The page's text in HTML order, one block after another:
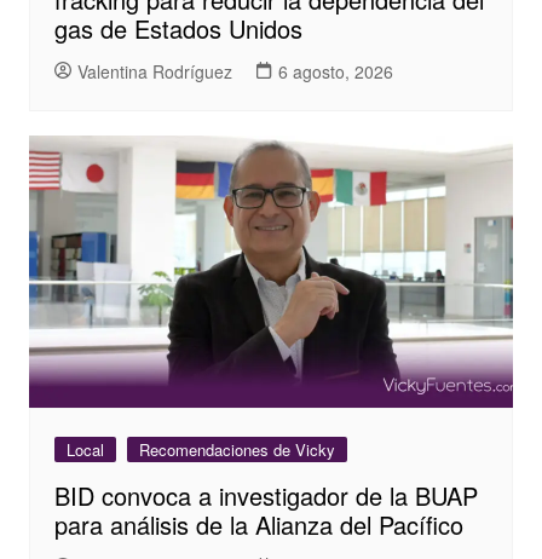
gas de Estados Unidos
Valentina Rodríguez 6 agosto, 2026
Local Recomendaciones de Vicky
BID convoca a investigador de la BUAP
para análisis de la Alianza del Pacífico